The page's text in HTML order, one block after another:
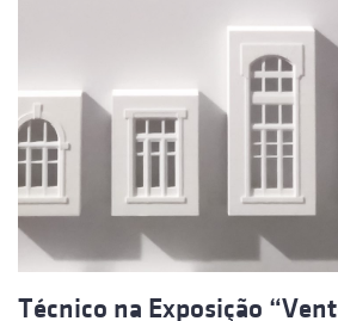
Técnico na Exposição